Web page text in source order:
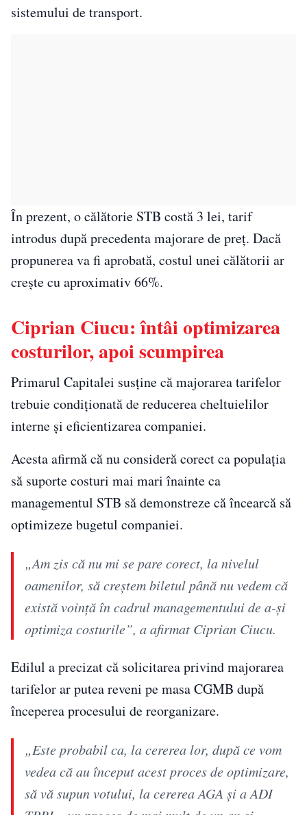
sistemului de transport.
În prezent, o călătorie STB costă 3 lei, tarif
introdus după precedenta majorare de preț. Dacă
propunerea va fi aprobată, costul unei călătorii ar
crește cu aproximativ 66%.
Ciprian Ciucu: întâi optimizarea
costurilor, apoi scumpirea
Primarul Capitalei susține că majorarea tarifelor
trebuie condiționată de reducerea cheltuielilor
interne și eficientizarea companiei.
Acesta afirmă că nu consideră corect ca populația
să suporte costuri mai mari înainte ca
managementul STB să demonstreze că încearcă să
optimizeze bugetul companiei.
„Am zis că nu mi se pare corect, la nivelul
oamenilor, să creștem biletul până nu vedem că
există voință în cadrul managementului de a-și
optimiza costurile”, a afirmat Ciprian Ciucu.
Edilul a precizat că solicitarea privind majorarea
tarifelor ar putea reveni pe masa CGMB după
începerea procesului de reorganizare.
„Este probabil ca, la cererea lor, după ce vom
vedea că au început acest proces de optimizare,
să vă supun votului, la cererea AGA și a ADI